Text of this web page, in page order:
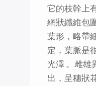
它的枝幹上
網狀纖維包
葉形，略帶
定，葉脈是
光澤 。雌雄
出，呈穗狀